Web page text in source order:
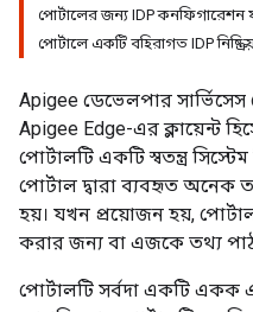
পোর্টালের জন্য IDP কনফিগারেশন
পোর্টালে একটি বহিরাগত IDP
Apigee ডেভেলপার
Apigee Edge-এর ক্লায়েন্ট
পোর্টালটি একটি স্বতন্ত্র
পোর্টাল দ্বারা ব্যবহৃত
হয়। যখন প্রয়োজন হয়,
করার জন্য বা এজকে তথ্য
পোর্টালটি সর্বদা একটি একক